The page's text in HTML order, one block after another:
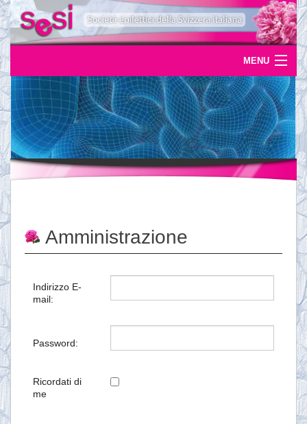
MENU
Home
Uscite
Eventi
News
Servizi
Ordinazioni
Amministrazione
Indirizzo E-
mail:
Password:
Ricordati di
me